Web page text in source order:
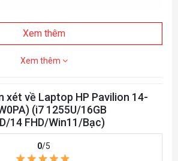
DDR4-3200
Xem thêm
Xem thêm
xét về Laptop HP Pavilion 14-
(i7 1255U/16GB
14 FHD/Win11/Bạc)
0/5